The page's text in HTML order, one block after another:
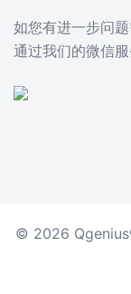
如您有进一步问
通过我们的微信
© 2026